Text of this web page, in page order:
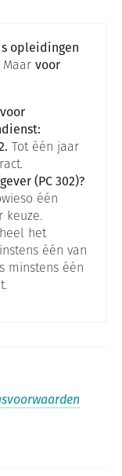
opleidingen
voor
voor
Tot één jaar
(PC 302)?
één
keuze.
het
één van
minstens één